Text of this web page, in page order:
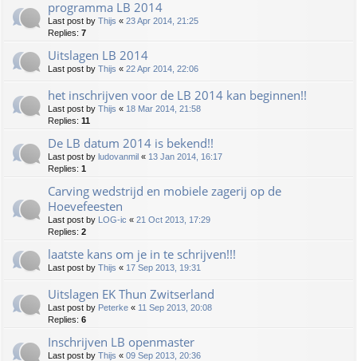
programma LB 2014
Last post by Thijs « 23 Apr 2014, 21:25
Replies: 7
Uitslagen LB 2014
Last post by Thijs « 22 Apr 2014, 22:06
het inschrijven voor de LB 2014 kan beginnen!!
Last post by Thijs « 18 Mar 2014, 21:58
Replies: 11
De LB datum 2014 is bekend!!
Last post by ludovanmil « 13 Jan 2014, 16:17
Replies: 1
Carving wedstrijd en mobiele zagerij op de
Hoevefeesten
Last post by LOG-ic « 21 Oct 2013, 17:29
Replies: 2
laatste kans om je in te schrijven!!!
Last post by Thijs « 17 Sep 2013, 19:31
Uitslagen EK Thun Zwitserland
Last post by Peterke « 11 Sep 2013, 20:08
Replies: 6
Inschrijven LB openmaster
Last post by Thijs « 09 Sep 2013, 20:36